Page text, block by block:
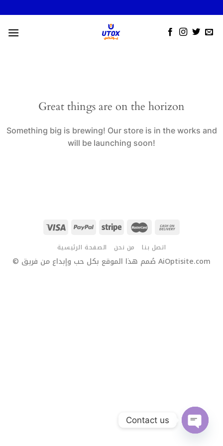
to
content
Great things are on the horizon
Something big is brewing! Our store is in the works and
will be launching soon!
الصفحة الرئيسية من نحن اتصل بنا
© صُمم هذا الموقع بكل حب وإبداع من فريق AiOptisite.com
Contact us